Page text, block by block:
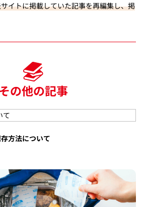
イトに掲載していた記事を再編集し、掲
その他の記事
方法について